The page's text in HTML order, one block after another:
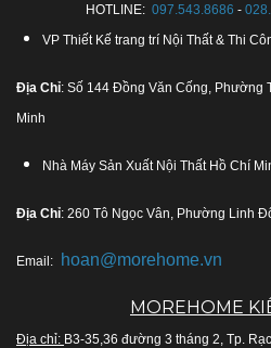
HOTLINE: 097.543.8686 -
VP Thiết Kế trang trí Nội Thất & Thi
Địa Chỉ: Số 144 Đồng Văn Cống, Phường
Minh
Nhà Máy Sản Xuất Nội Thất Hồ Chí
Địa Chỉ: 260 Tô Ngọc Vân, Phường Linh
Email: hoan@morehome.vn
MOREHOME
Địa chỉ: B3-35,36 đường 3 tháng 2, Tp.